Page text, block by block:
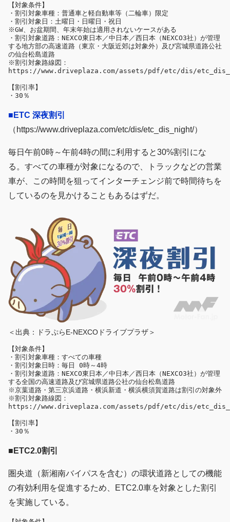
【対象条件】
・割引対象車種：普通車と軽自動車等（二輪車）限定
・割引対象日：土曜日・日曜日・祝日
※GW、お盆期間、年末年始は適用されないケースがある
・割引対象道路：NEXCO東日本／中日本／西日本（NEXCO3社）が管理
する地方部の高速道路（東京・大阪近郊は対象外）及び宮城県道路公社
の仙台松島道路
※割引対象路線図：
【割引率】
■ETC 深夜割引
（https://www.driveplaza.com/etc/dis/etc_dis_night/）
毎日午前0時～午前4時の間に利用すると30%割引にな
る。すべての車種が対象になるので、トラックなどの営業
車が、この時間を狙ってインターチェンジ前で時間待ちを
しているのを見かけることもあるはずだ。
＜出典：ドラぷらE-NEXCOドライブプラザ＞
【対象条件】
・割引対象車種：すべての車種
・割引対象日時：毎日 0時～4時
・割引対象道路：NEXCO東日本／中日本／西日本（NEXCO3社）が管理
する全国の高速道路及び宮城県道路公社の仙台松島道路
※京葉道路・第三京浜道路・横浜新道・横浜横須賀道路は割引の対象外
※割引対象路線図：
【割引率】
■ETC2.0割引
圏央道（新湘南バイパスを含む）の環状道路としての機能
の有効利用を促進するため、ETC2.0車を対象とした割引
を実施している。